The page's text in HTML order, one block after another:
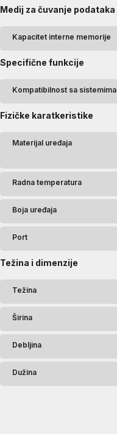
Medij za čuvanje podataka
Kapacitet interne memorije
Specifične funkcije
Kompatibilnost sa sistemima
Fizičke karatkeristike
Materijal uređaja
Radna temperatura
Boja uređaja
Port
Težina i dimenzije
Težina
Širina
Debljina
Dužina